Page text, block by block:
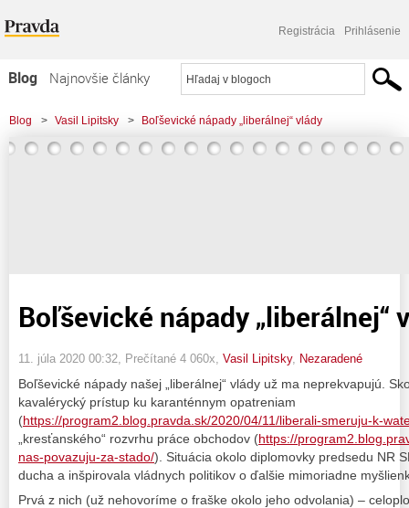
Registrácia Prihlásenie
Blog
Najnovšie články
Najčítanejšie články
Najkomentovanejšie články
Blog > Vasil Lipitsky > Boľševické nápady „liberálnej“ vlády
Boľševické nápady „liberálnej“
11. júla 2020 00:32 , Prečítané 4 060x, Vasil Lipitsky, Nezaradené
Boľševické nápady našej „liberálnej“ vlády už ma neprekvapujú.
kavalérycký prístup ku karanténnym opatreniam
(https://program2.blog.pravda.sk/2020/04/11/liberali-smeruju-k-
„kresťanského“ rozvrhu práce obchodov (https://
nas-povazuju-za-stado/). Situácia okolo diplomovky predsedu NR
ducha a inšpirovala vládnych politikov o ďalšie mimoriadne
Prvá z nich (už nehovoríme o fraške okolo jeho odvolania) –